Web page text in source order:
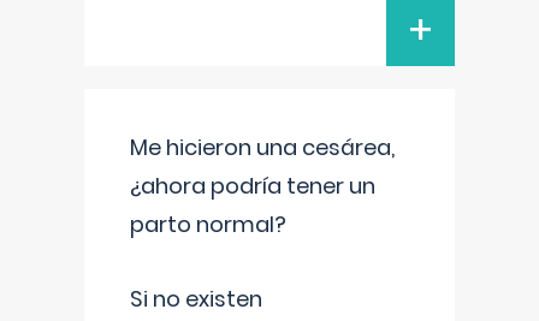
+
Me hicieron una cesárea,
¿ahora podría tener un
parto normal?
Si no existen